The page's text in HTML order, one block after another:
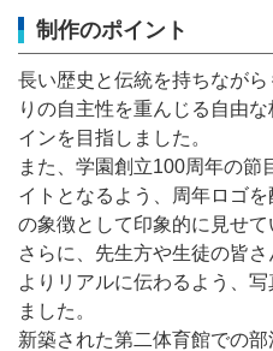
制作のポイント
長い歴史と伝統を持ちながら
りの自主性を重んじる自由
インを目指しました。
また、学園創立100周年の節
イトとなるよう、周年ロゴ
の象徴として印象的に見せて
さらに、先生方や生徒の皆
よりリアルに伝わるよう、
ました。
新築された第二体育館での